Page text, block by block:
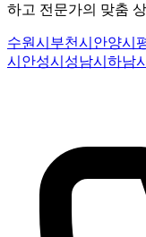
하고 전문가의 맞춤
수원시 부천시 안양시
시 안성시 성남시 하남시